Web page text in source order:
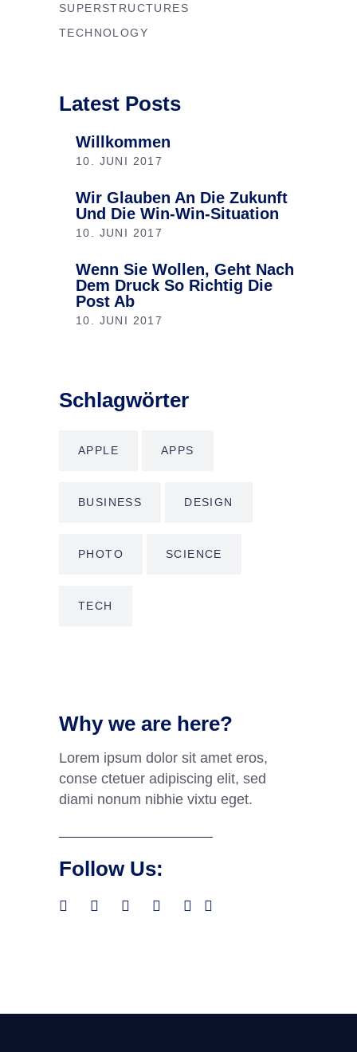
SUPERSTRUCTURES
TECHNOLOGY
Latest Posts
Willkommen
10. JUNI 2017
Wir Glauben An Die Zukunft
Und Die Win-Win-Situation
10. JUNI 2017
Wenn Sie Wollen, Geht Nach
Dem Druck So Richtig Die
Post Ab
10. JUNI 2017
Schlagwörter
APPLE APPS
BUSINESS DESIGN
PHOTO SCIENCE
TECH
Why we are here?
Lorem ipsum dolor sit amet eros,
conse ctetuer adipiscing elit, sed
diami nonum nibhie vixtu eget.
Follow Us: